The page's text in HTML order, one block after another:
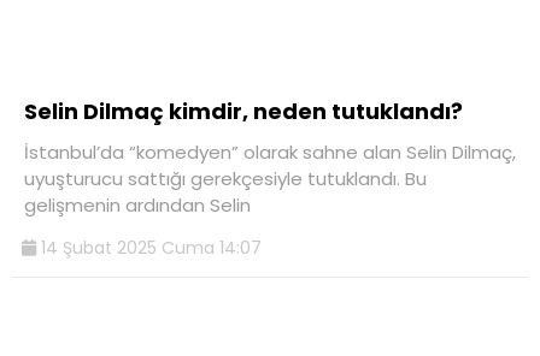
Selin Dilmaç kimdir, neden tutuklandı?
İstanbul’da “komedyen” olarak sahne alan Selin Dilmaç,
uyuşturucu sattığı gerekçesiyle tutuklandı. Bu
gelişmenin ardından Selin
14 Şubat 2025 Cuma 14:07